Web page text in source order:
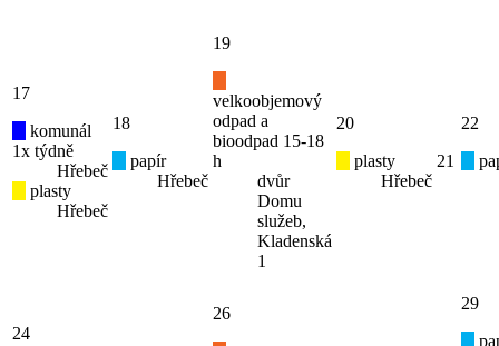
17
komunál
1x týdně
Hřebeč
plasty
Hřebeč
18
papír
Hřebeč
19
velkoobjemový
odpad a
bioodpad 15-18
h
dvůr
Domu
služeb,
Kladenská
1
20
plasty
Hřebeč
21
22
24
26
29